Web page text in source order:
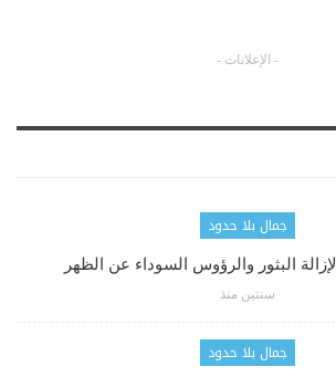
- الإعلانات -
جمال بلا حدود
سنتين منذ
جمال بلا حدود